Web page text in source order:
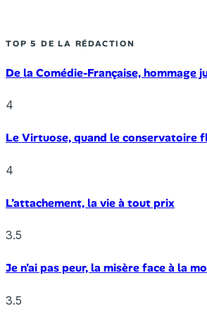
TOP 5 DE LA RÉDACTION
De la Comédie-Française, hommage
4
Le Virtuose, quand le conservatoire
4
L’attachement, la vie à tout prix
3.5
Je n’ai pas peur, la misère face à la
3.5